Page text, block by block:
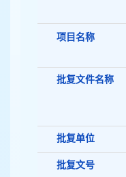
项目名称
批复文件名称
批复单位
批复文号